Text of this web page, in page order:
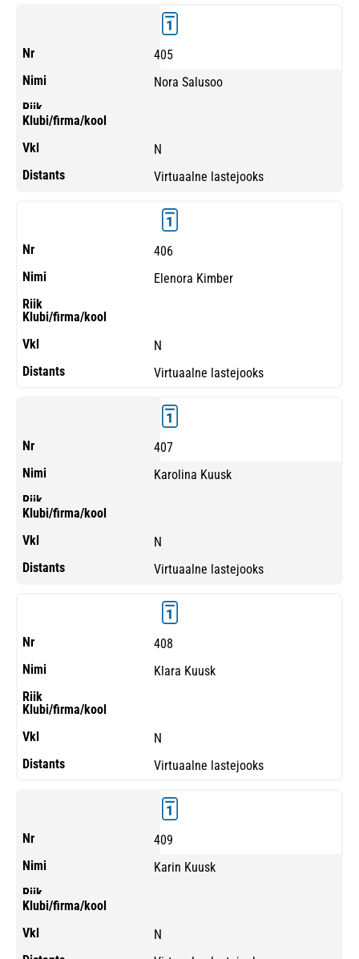
405
Nora Salusoo
N
Virtuaalne lastejooks
406
Elenora Kimber
N
Virtuaalne lastejooks
407
Karolina Kuusk
N
Virtuaalne lastejooks
408
Klara Kuusk
N
Virtuaalne lastejooks
409
Karin Kuusk
N